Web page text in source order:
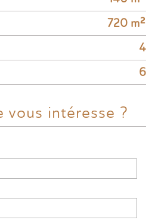
720 m²
4
6
vous intéresse ?